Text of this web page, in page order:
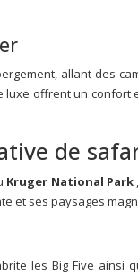
allant des
offrent un
de
Kruger National Park
et ses paysages
les Big Five ainsi